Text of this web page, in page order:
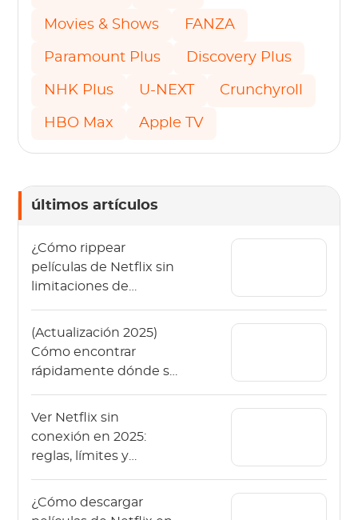
Movies & Shows FANZA
Paramount Plus Discovery Plus
NHK Plus U-NEXT Crunchyroll
HBO Max Apple TV
últimos artículos
¿Cómo rippear
películas de Netflix sin
limitaciones de
(Actualización 2025)
Cómo encontrar
rápidamente dónde se
de Netflix
Ver Netflix sin
conexión en 2025:
reglas, límites y
seguras
¿Cómo descargar